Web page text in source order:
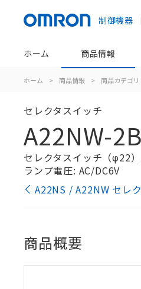
制御機器
ホーム 商品情報
ホーム > 商品情報 > 商品カテゴリ
セレクタスイッチ
A22NW-
セレクタスイッチ（φ22
ランプ電圧: AC/DC6V
A22NS / A22NW セレ
商品概要